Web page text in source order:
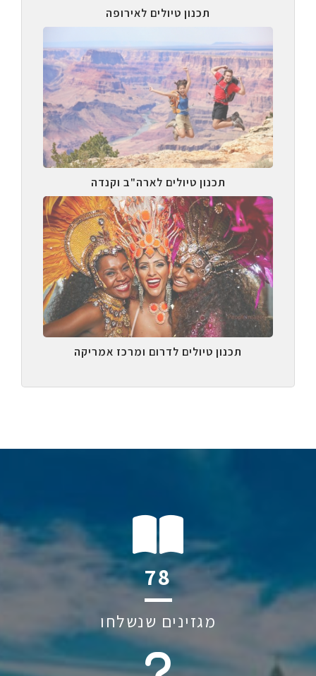
תכנון טיולים לאירופה
תכנון טיולים לארה"ב וקנדה
תכנון טיולים לדרום ומרכז אמריקה
105
מגזינים שנשלחו